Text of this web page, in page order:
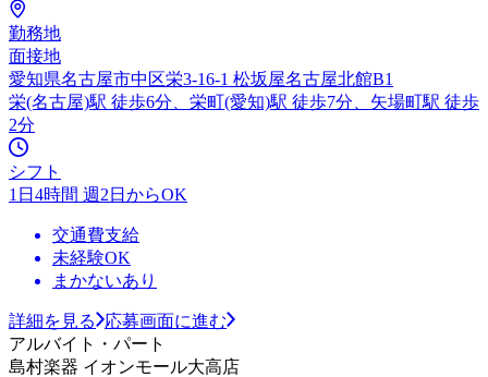
勤務地
面接地
愛知県名古屋市中区栄3-16-1 松坂屋名古屋北館B1
栄(名古屋)駅 徒歩6分、栄町(愛知)駅 徒歩7分、矢場町駅 徒歩
2分
シフト
1日4時間 週2日からOK
交通費支給
未経験OK
まかないあり
詳細を見る
応募画面に進む
アルバイト・パート
島村楽器 イオンモール大高店